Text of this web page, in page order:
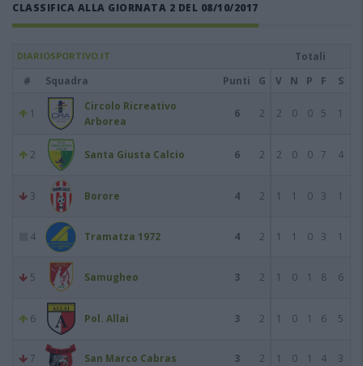
CLASSIFICA ALLA GIORNATA 2 DEL 08/10/2017
DIARIOSPORTIVO.IT
Totali
#
Squadra Punti G V N P F S
1
Circolo Ricreativo
Arborea
6 2 2 0 0 5 1
2 Santa Giusta Calcio 6 2 2 0 0 7 4
3 Borore 4 2 1 1 0 3 1
4 Tramatza 1972 4 2 1 1 0 3 1
5 Samugheo 3 2 1 0 1 8 6
6 Pol. Allai 3 2 1 0 1 6 5
7 San Marco Cabras 3 2 1 0 1 4 3